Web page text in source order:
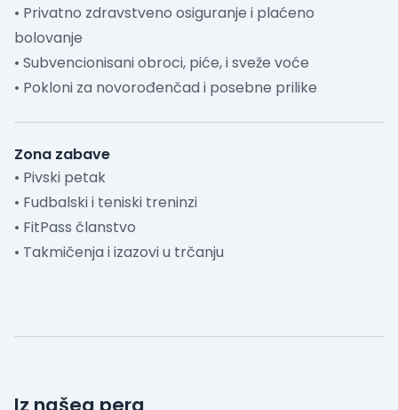
• Privatno zdravstveno osiguranje i plaćeno
bolovanje
• Subvencionisani obroci, piće, i sveže voće
• Pokloni za novorođenčad i posebne prilike
Zona zabave
• Pivski petak
• Fudbalski i teniski treninzi
• FitPass članstvo
• Takmičenja i izazovi u trčanju